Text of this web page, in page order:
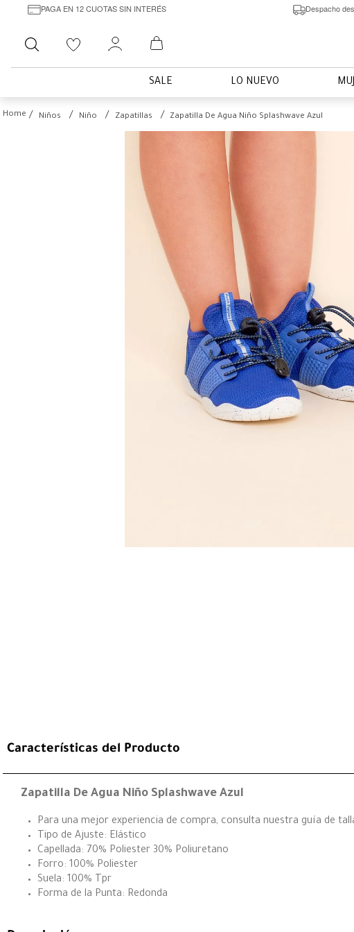
PAGA EN 12 CUOTAS SIN INTERÉS Despacho
Buscar
SALE LO NUEVO
Niños Niño Zapatillas Zapatilla De Agua Niño Splashwave Azul
Características del Producto
Zapatilla De Agua Niño Splashwave Azul
Para una mejor experiencia de compra, consulta nuestra guía de
Tipo de Ajuste: Elástico
Capellada: 70% Poliester 30% Poliuretano
Forro: 100% Poliester
Suela: 100% Tpr
Forma de la Punta: Redonda